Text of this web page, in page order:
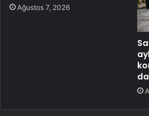
Ağustos 7, 2026